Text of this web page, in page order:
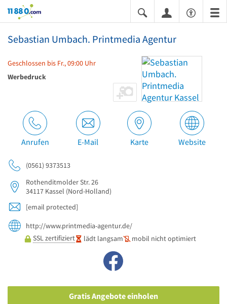
11880.com
Sebastian Umbach. Printmedia Agentur
Geschlossen bis Fr., 09:00 Uhr
Werbedruck
Anrufen E-Mail Karte Website
(0561) 9373513
Rothenditmolder Str. 26
34117 Kassel (Nord-Holland)
[email protected]
http://www.printmedia-agentur.de/
SSL zertifiziert
lädt langsam mobil nicht optimiert
Gratis Angebote einholen